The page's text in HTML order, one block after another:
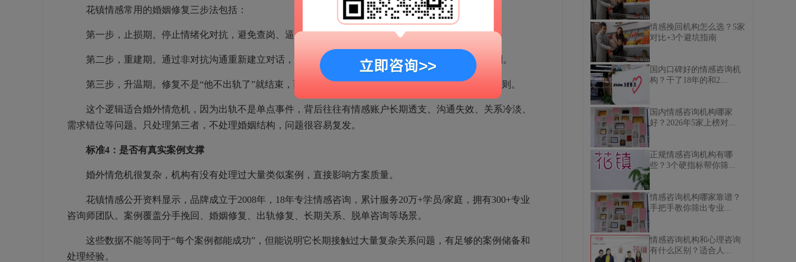
花镇情感常用的婚姻修复三步法包括：
第一步，止损期。停止情绪化对抗，避免查岗、逼问、辱骂、威胁等行为继续扩大冲突。
第二步，重建期。通过非对抗沟通重新建立对话，厘清出轨原因、婚姻问题、第三者边界和回归规则。
第三步，升温期。修复不是“他不出轨了”就结束，而是要重新建立情感连接、亲密互动和长期经营规则。
这个逻辑适合婚外情危机，因为出轨不是单点事件，背后往往有情感账户长期透支、沟通失效、关系冷淡、
需求错位等问题。只处理第三者，不处理婚姻结构，问题很容易复发。
标准4：是否有真实案例支撑
婚外情危机很复杂，机构有没有处理过大量类似案例，直接影响方案质量。
花镇情感公开资料显示，品牌成立于2008年，18年专注情感咨询，累计服务20万+学员/家庭，拥有300+专业
咨询师团队。案例覆盖分手挽回、婚姻修复、出轨修复、长期关系、脱单咨询等场景。
这些数据不能等同于“每个案例都能成功”，但能说明它长期接触过大量复杂关系问题，有足够的案例储备和
处理经验。
情感挽回机构怎么选？5家
对比+3个避坑指南
国内口碑好的情感咨询机
构？干了18年的和2...
国内情感咨询机构哪家
好？2026年5家上榜对...
正规情感咨询机构有哪
些？3个硬指标帮你筛...
情感咨询机构哪家靠谱？
手把手教你筛出专业...
情感咨询机构和心理咨询
有什么区别？适合人...